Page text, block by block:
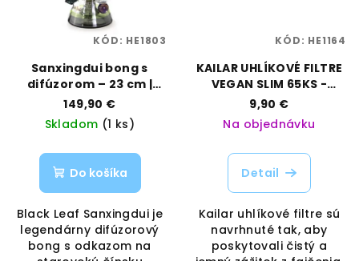
Sanxingdui bong s
difúzorom – 23 cm |
Black Leaf | Vaporama
149,90 €
Skladom (1 ks)
Do košíka
Black Leaf Sanxingdui je
legendárny difúzorový
bong s odkazom na
KÓD: HE1803
KAILAR UHLÍKOVÉ FILTRE
VEGAN SLIM 65KS -
5,9MM
9,90 €
Na objednávku
Detail
Kailar uhlíkové filtre sú
navrhnuté tak, aby
poskytovali čistý a
KÓD: HE1164